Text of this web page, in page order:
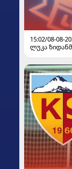
15:02/08-08-
ლუკა